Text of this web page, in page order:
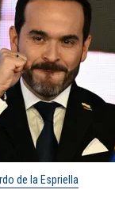
de la Espriella